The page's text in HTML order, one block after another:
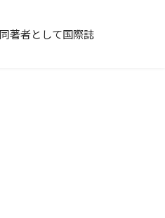
著者として国際誌